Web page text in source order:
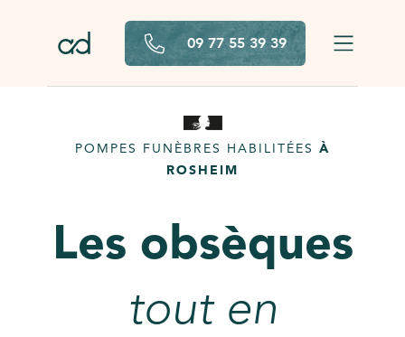
09 77 55 39 39
POMPES FUNÈBRES HABILITÉES À
ROSHEIM
Les obsèques
tout en